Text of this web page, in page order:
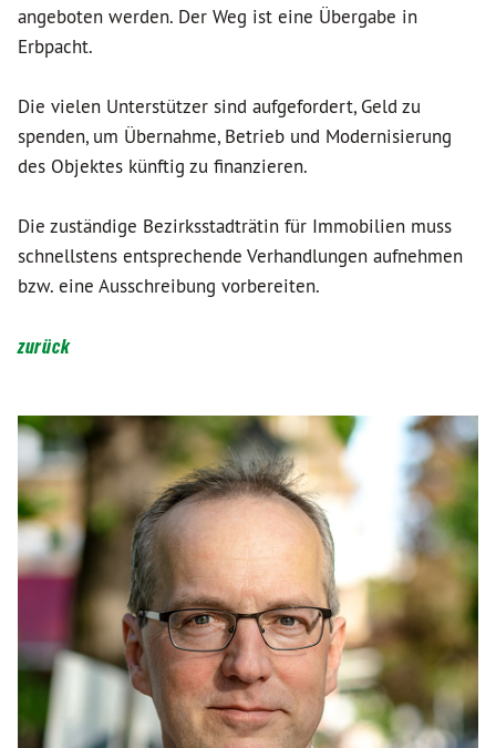
angeboten werden. Der Weg ist eine Übergabe in
Erbpacht.
Die vielen Unterstützer sind aufgefordert, Geld zu
spenden, um Übernahme, Betrieb und Modernisierung
des Objektes künftig zu finanzieren.
Die zuständige Bezirksstadträtin für Immobilien muss
schnellstens entsprechende Verhandlungen aufnehmen
bzw. eine Ausschreibung vorbereiten.
zurück